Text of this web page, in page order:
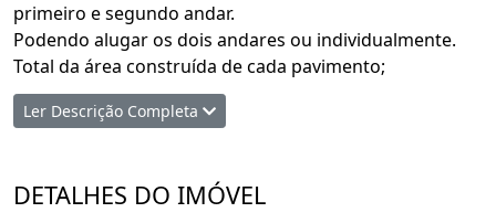
primeiro e segundo andar.
Podendo alugar os dois andares ou individualmente.
Total da área construída de cada pavimento;
1 andar - 119,70 m²
2 andar - 164,65 m²
Agende uma visita com um de nossos corretores!
Ler Descrição Completa
DETALHES DO IMÓVEL